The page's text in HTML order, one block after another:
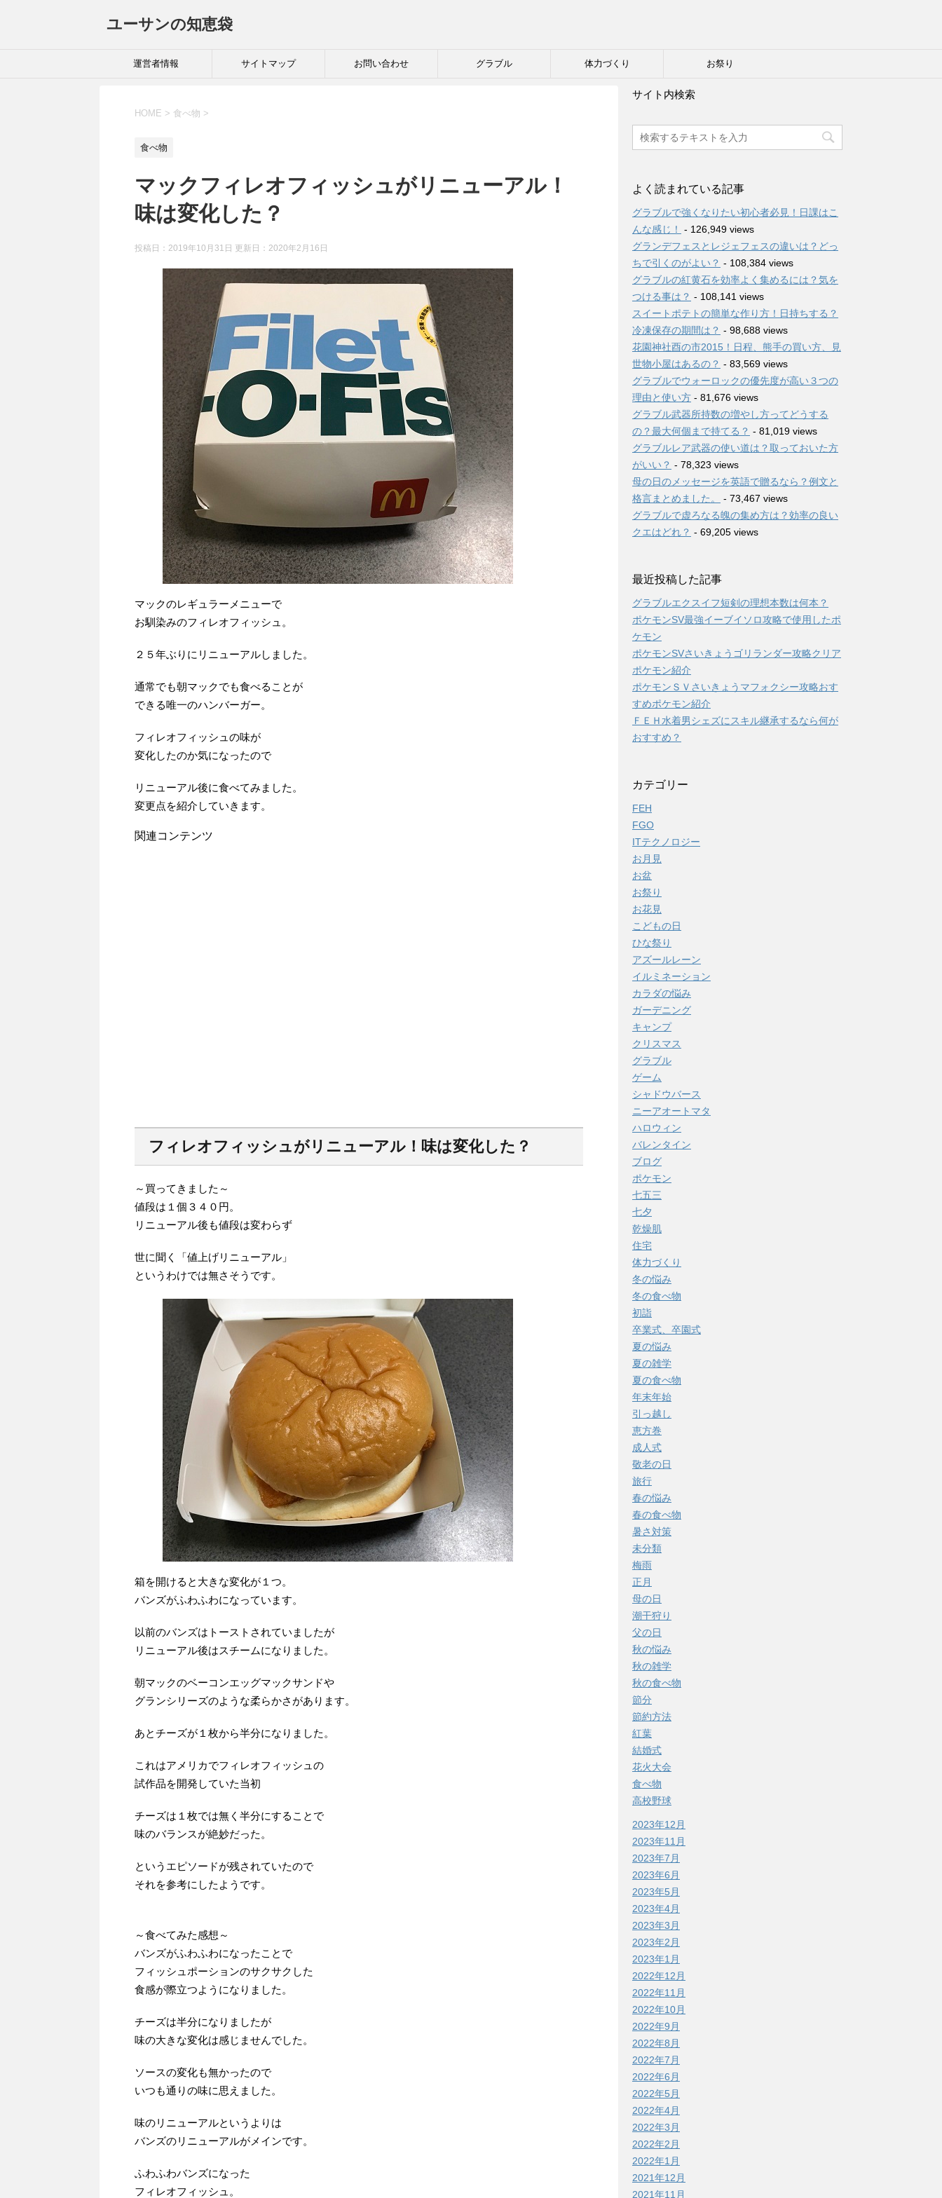
ユーサンの知恵袋
運営者情報 サイトマップ お問い合わせ グラブル 体力づくり お祭り
HOME > 食べ物 >
食べ物
マックフィレオフィッシュがリニューアル！
味は変化した？
投稿日：2019年10月31日 更新日： 2020年2月16日
マックのレギュラーメニューで
お馴染みのフィレオフィッシュ。
２５年ぶりにリニューアルしました。
通常でも朝マックでも食べることが
できる唯一のハンバーガー。
フィレオフィッシュの味が
変化したのか気になったので
リニューアル後に食べてみました。
変更点を紹介していきます。
関連コンテンツ
フィレオフィッシュがリニューアル！味は変化した？
～買ってきました～
値段は１個３４０円。
リニューアル後も値段は変わらず
世に聞く「値上げリニューアル」
というわけでは無さそうです。
箱を開けると大きな変化が１つ。
バンズがふわふわになっています。
以前のバンズはトーストされていましたが
リニューアル後はスチームになりました。
朝マックのベーコンエッグマックサンドや
グランシリーズのような柔らかさがあります。
あとチーズが１枚から半分になりました。
これはアメリカでフィレオフィッシュの
試作品を開発していた当初
チーズは１枚では無く半分にすることで
味のバランスが絶妙だった。
というエピソードが残されていたので
それを参考にしたようです。
～食べてみた感想～
バンズがふわふわになったことで
フィッシュポーションのサクサクした
食感が際立つようになりました。
チーズは半分になりましたが
味の大きな変化は感じませんでした。
ソースの変化も無かったので
いつも通りの味に思えました。
味のリニューアルというよりは
バンズのリニューアルがメインです。
ふわふわバンズになった
フィレオフィッシュ。
サイト内検索
よく読まれている記事
グラブルで強くなりたい初心者必見！日課はこ
んな感じ！
- 126,949 views
グランデフェスとレジェフェスの違いは？どっ
ちで引くのがよい？ - 108,384 views
グラブルの紅黄石を効率よく集めるには？気を
つける事は？ - 108,141 views
スイートポテトの簡単な作り方！日持ちする？
冷凍保存の期間は？ - 98,688 views
花園神社酉の市2015！日程、熊手の買い方、見
世物小屋はあるの？ - 83,569 views
グラブルでウォーロックの優先度が高い３つの
理由と使い方 - 81,676 views
グラブル武器所持数の増やし方ってどうする
の？最大何個まで持てる？ - 81,019 views
グラブルレア武器の使い道は？取っておいた方
がいい？ - 78,323 views
母の日のメッセージを英語で贈るなら？例文と
格言まとめました。
- 73,467 views
グラブルで虚ろなる魄の集め方は？効率の良い
クエはどれ？ - 69,205 views
最近投稿した記事
グラブルエクスイフ短剣の理想本数は何本？
ポケモンSV最強イーブイソロ攻略で使用したポ
ケモン
ポケモンSVさいきょうゴリランダー攻略クリア
ポケモン紹介
ポケモンＳＶさいきょうマフォクシー攻略おす
すめポケモン紹介
ＦＥＨ水着男シェズにスキル継承するなら何が
おすすめ？
カテゴリー
FEH
FGO
ITテクノロジー
お月見
お盆
お祭り
お花見
こどもの日
ひな祭り
アズールレーン
イルミネーション
カラダの悩み
ガーデニング
キャンプ
クリスマス
グラブル
ゲーム
シャドウバース
ニーアオートマタ
ハロウィン
バレンタイン
ブログ
ポケモン
七五三
七夕
乾燥肌
住宅
体力づくり
冬の悩み
冬の食べ物
初詣
卒業式、卒園式
夏の悩み
夏の雑学
夏の食べ物
年末年始
引っ越し
恵方巻
成人式
敬老の日
旅行
春の悩み
春の食べ物
暑さ対策
未分類
梅雨
正月
母の日
潮干狩り
父の日
秋の悩み
秋の雑学
秋の食べ物
節分
節約方法
紅葉
結婚式
花火大会
食べ物
高校野球
2023年12月
2023年11月
2023年7月
2023年6月
2023年5月
2023年4月
2023年3月
2023年2月
2023年1月
2022年12月
2022年11月
2022年10月
2022年9月
2022年8月
2022年7月
2022年6月
2022年5月
2022年4月
2022年3月
2022年2月
2022年1月
2021年12月
2021年11月